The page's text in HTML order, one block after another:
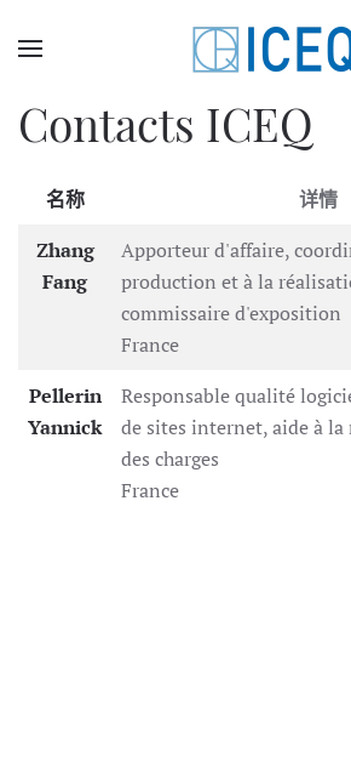
Skip to main content
Contacts ICEQ
联系人,
名称
详情
Zhang
Fang
Apporteur d'affaire,
production et à la
commissaire d'exposition
France
Pellerin
Yannick
Responsable qualité
de sites internet, aide à la
des charges
France